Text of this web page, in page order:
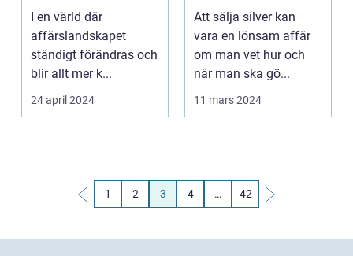
I en värld där
affärslandskapet
ständigt förändras och
blir allt mer k...
24 april 2024
försäljningar i
Stockholm
Att sälja silver kan
vara en lönsam affär
om man vet hur och
när man ska gö...
11 mars 2024
1 2 3 4 … 42